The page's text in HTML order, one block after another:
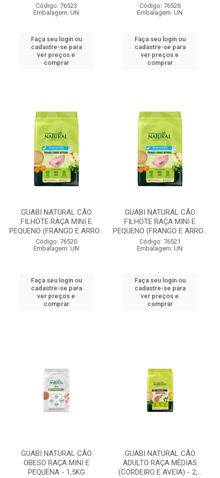
Código: 76523
Embalagem: UN
Faça seu login ou
cadastre-se para
ver preços e
comprar
Código: 76526
Embalagem: UN
Faça seu login ou
cadastre-se para
ver preços e
comprar
GUABI NATURAL CÃO
FILHOTE RAÇA MINI E
PEQUENO (FRANGO E ARRO...
Código: 76520
Embalagem: UN
Faça seu login ou
cadastre-se para
ver preços e
comprar
GUABI NATURAL CÃO
FILHOTE RAÇA MINI E
PEQUENO (FRANGO E ARRO...
Código: 76521
Embalagem: UN
Faça seu login ou
cadastre-se para
ver preços e
comprar
GUABI NATURAL CÃO
OBESO RAÇA MINI E
PEQUENA - 1,5KG
GUABI NATURAL CÃO
ADULTO RAÇA MÉDIAS
(CORDEIRO E AVEIA) - 2,...